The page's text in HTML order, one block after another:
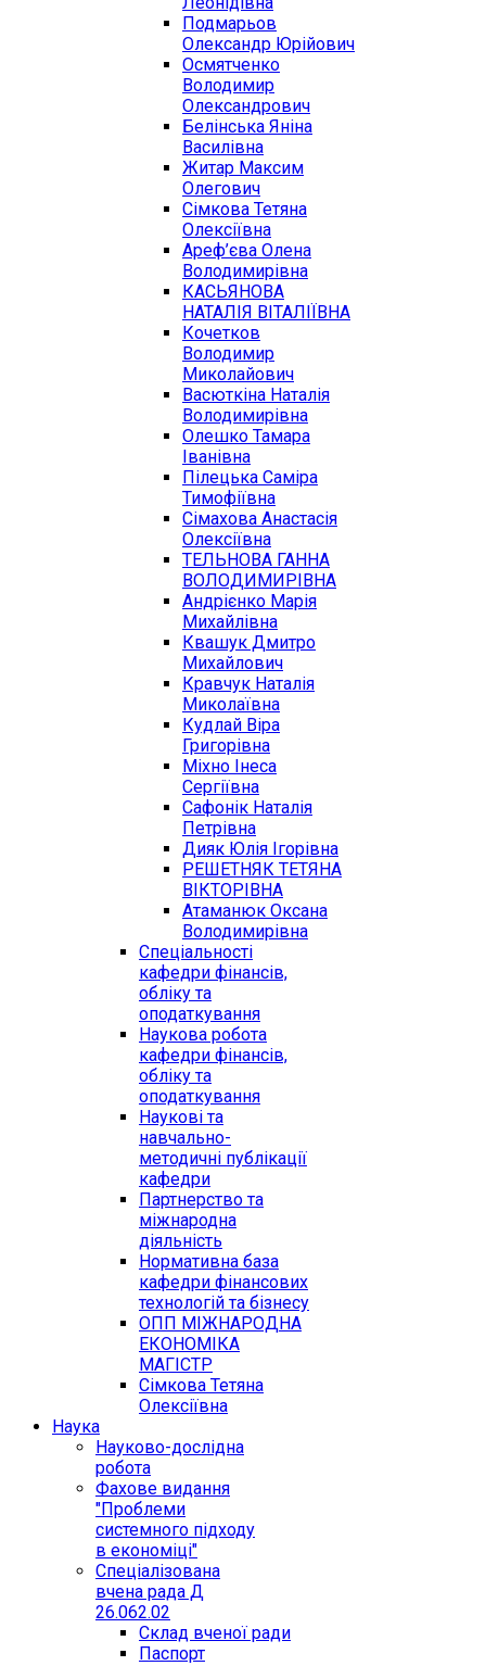
Подмарьов
Олександр Юрійович
Осмятченко
Володимир
Олександрович
Белінська Яніна
Василівна
Житар Максим
Олегович
Сімкова Тетяна
Олексіївна
Ареф’єва Олена
Володимирівна
КАСЬЯНОВА
НАТАЛІЯ ВІТАЛІЇВНА
Кочетков
Володимир
Миколайович
Васюткіна Наталія
Володимирівна
Олешко Тамара
Іванівна
Пілецька Саміра
Тимофіївна
Сімахова Анастасія
Олексіївна
ТЕЛЬНОВА ГАННА
ВОЛОДИМИРІВНА
Андрієнко Марія
Михайлівна
Квашук Дмитро
Михайлович
Кравчук Наталія
Миколаївна
Кудлай Віра
Григорівна
Міхно Інеса
Сергіївна
Сафонік Наталія
Петрівна
Дияк Юлія Ігорівна
РЕШЕТНЯК ТЕТЯНА
ВІКТОРІВНА
Атаманюк Оксана
Володимирівна
Спеціальності
кафедри фінансів,
обліку та
оподаткування
Наукова робота
кафедри фінансів,
обліку та
оподаткування
Наукові та
навчально-
методичні публікації
кафедри
Партнерство та
міжнародна
діяльність
Нормативна база
кафедри фінансових
технологій та бізнесу
ОПП МІЖНАРОДНА
ЕКОНОМІКА
МАГІСТР
Сімкова Тетяна
Олексіївна
Наука
Науково-дослідна
робота
Фахове видання
"Проблеми
системного підходу
в економіці"
Спеціалізована
вчена рада Д
26.062.02
Склад вченої ради
Паспорт